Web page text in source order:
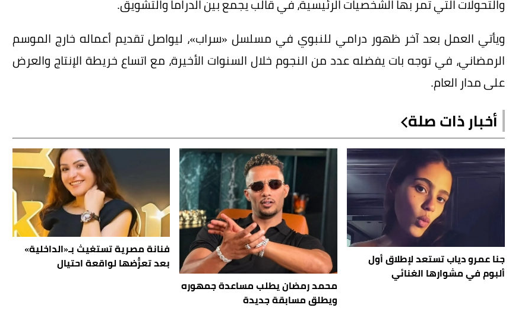
ويأتي العمل بعد آخر ظهور درامي للنبوي في مسلسل «سراب»، ليواصل تقديم أعماله خارج الموسم
الرمضاني، في توجه بات يفضله عدد من النجوم خلال السنوات الأخيرة، مع اتساع خريطة الإنتاج والعرض
على مدار العام.
أخبار ذات صلة
جنا عمرو دياب تستعد لإطلاق أول
ألبوم في مشوارها الغنائي
محمد رمضان يطلب مساعدة جمهوره
ويطلق مسابقة جديدة
فنانة مصرية تستغيث بـ«الداخلية»
بعد تعرُّضها لواقعة احتيال